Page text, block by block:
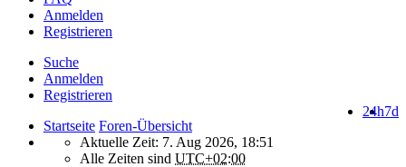
Anmelden
Registrieren
Suche
Anmelden
Registrieren
7d
24h
Startseite Foren-Übersicht
Aktuelle Zeit: 7. Aug 2026, 18:51
Alle Zeiten sind UTC+02:00